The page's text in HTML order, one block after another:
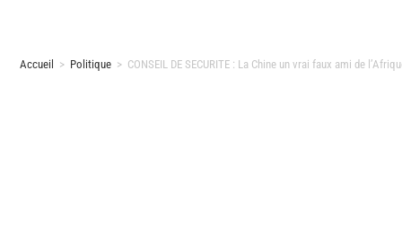
Accueil > Politique > CONSEIL DE SECURITE : La Chine un vrai faux ami de